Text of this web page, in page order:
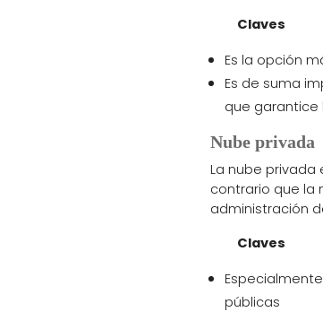
Claves
Es la opción
Es de suma
que garantice
Nube privada
La nube privada
contrario que la
administración
Claves
públicas